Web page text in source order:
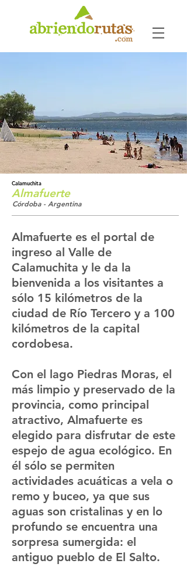
Calamuchita
Almafuerte
Córdoba - Argentina
Almafuerte es el portal de
ingreso al Valle de
Calamuchita y le da la
bienvenida a los visitantes a
sólo 15 kilómetros de la
ciudad de Río Tercero y a 100
kilómetros de la capital
cordobesa.
Con el lago Piedras Moras, el
más limpio y preservado de la
provincia, como principal
atractivo, Almafuerte es
elegido para disfrutar de este
espejo de agua ecológico. En
él sólo se permiten
actividades acuáticas a vela o
remo y buceo, ya que sus
aguas son cristalinas y en lo
profundo se encuentra una
sorpresa sumergida: el
antiguo pueblo de El Salto.